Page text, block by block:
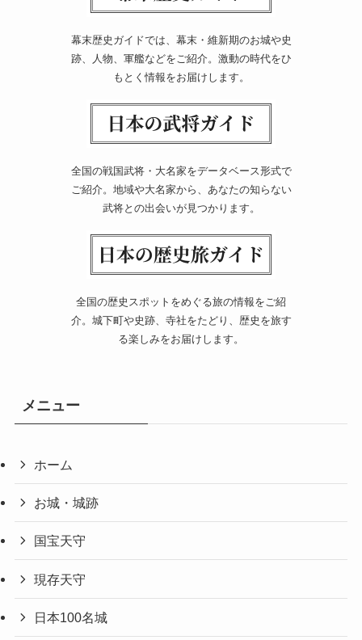
幕末歴史ガイドでは、幕末・維新期のお城や史
跡、人物、軍艦などをご紹介。激動の時代をひ
もとく情報をお届けします。
全国の戦国武将・大名家をデータベース形式で
ご紹介。地域や大名家から、あなたの知らない
武将との出会いが見つかります。
全国の歴史スポットをめぐる旅の情報をご紹
介。城下町や史跡、寺社をたどり、歴史を旅す
る楽しみをお届けします。
メニュー
ホーム
お城・城跡
国宝天守
現存天守
日本100名城